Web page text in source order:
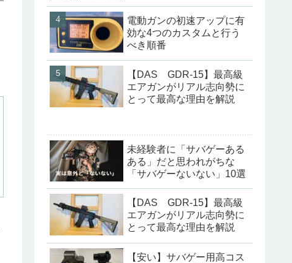
電動ガンの初速アップに有
効な4つのカスタムと行う
べき順番
【DAS GDR-15】最高級
エアガンがリアル志向勢に
とって最高な理由を解説
未経験者に「サバゲーある
ある」だと思われがちな
「サバゲーないない」10選
【DAS GDR-15】最高級
エアガンがリアル志向勢に
とって最高な理由を解説
【安い】サバゲー用高コス